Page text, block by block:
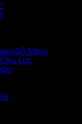
Gỗ Nhựa
Lực